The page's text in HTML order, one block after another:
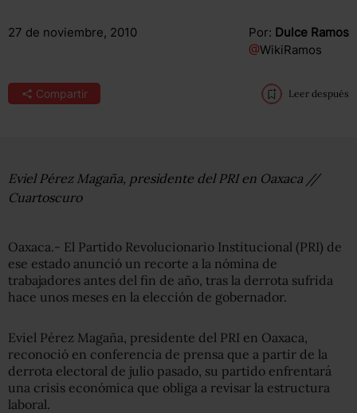
27 de noviembre, 2010 Por: Dulce Ramos
@WikiRamos
Compartir Leer después
Eviel Pérez Magaña, presidente del PRI en Oaxaca //
Cuartoscuro
Oaxaca.- El Partido Revolucionario Institucional (PRI) de
ese estado anunció un recorte a la nómina de
trabajadores antes del fin de año, tras la derrota sufrida
hace unos meses en la elección de gobernador.
Eviel Pérez Magaña, presidente del PRI en Oaxaca,
reconoció en conferencia de prensa que a partir de la
derrota electoral de julio pasado, su partido enfrentará
una crisis económica que obliga a revisar la estructura
laboral.